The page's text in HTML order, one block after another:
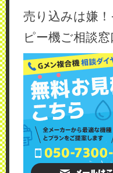
売り込みは嫌
ピー機ご相談窓